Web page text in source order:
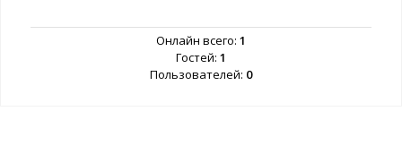
Онлайн всего: 1
Гостей: 1
Пользователей: 0